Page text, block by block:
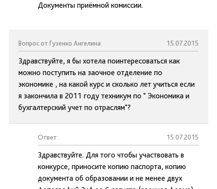
Документы приёмной комиссии.
Вопрос от Гузенко Ангелина 15.07.2015
Здравствуйте, я бы хотела поинтересоваться как
можно поступить на заочное отделение по
экономике , на какой курс и сколько лет учиться если
я закончила в 2011 году техникум по " Экономика и
бухгалтерский учет по отраслям"?
Ответ: 15.07.2015
Здравствуйте. Для того чтобы участвовать в
конкурсе, приносите копию паспорта, копию
документа об образовании и не менее двух